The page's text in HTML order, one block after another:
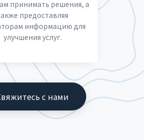
принимать решения, а
предоставляя
информацию для
улучшения услуг.
с нами